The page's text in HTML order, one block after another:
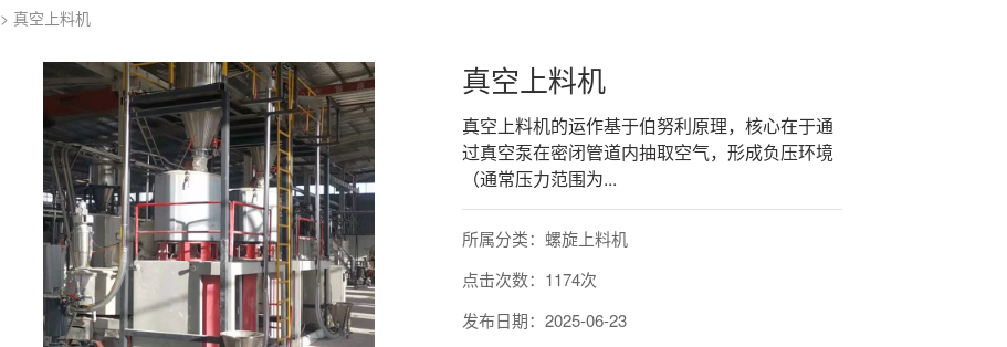
> 真空上料机
真空上料机
真空上料机的运作基于伯努利原理，核心在于通
过真空泵在密闭管道内抽取空气，形成负压环境
（通常压力范围为...
所属分类：螺旋上料机
点击次数：1174次
发布日期：2025-06-23